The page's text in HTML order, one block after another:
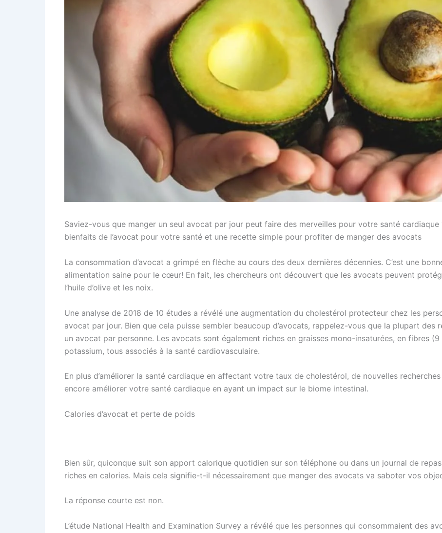
Saviez-vous que manger un seul avocat par jour peut faire des merveilles pour votre santé cardiaque
bienfaits de l’avocat pour votre santé et une recette simple pour profiter de manger des avocats
La consommation d’avocat a grimpé en flèche au cours des deux dernières décennies. C’est une
alimentation saine pour le cœur! En fait, les chercheurs ont découvert que les avocats peuvent
l’huile d’olive et les noix.
Une analyse de 2018 de 10 études a révélé une augmentation du cholestérol protecteur chez les
avocat par jour. Bien que cela puisse sembler beaucoup d’avocats, rappelez-vous que la plupart des
un avocat par personne. Les avocats sont également riches en graisses mono-insaturées, en fibres
potassium, tous associés à la santé cardiovasculaire.
En plus d’améliorer la santé cardiaque en affectant votre taux de cholestérol, de nouvelles
encore améliorer votre santé cardiaque en ayant un impact sur le biome intestinal.
Calories d’avocat et perte de poids
Bien sûr, quiconque suit son apport calorique quotidien sur son téléphone ou dans un journal de
riches en calories. Mais cela signifie-t-il nécessairement que manger des avocats va saboter vos
La réponse courte est non.
L’étude National Health and Examination Survey a révélé que les personnes qui consommaient des